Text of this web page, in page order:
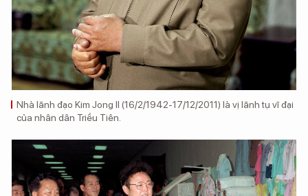
Nhà lãnh đạo Kim Jong Il (16/2/1942-17/12/2011) là vị lãnh tụ vĩ đại
của nhân dân Triều Tiên.